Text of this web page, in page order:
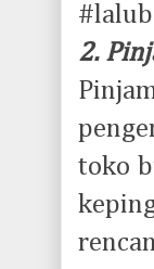
2.
toko